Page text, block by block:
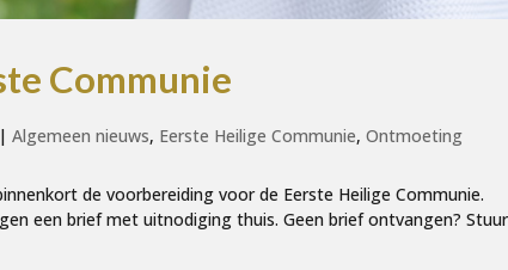
Communie
|Algemeen nieuws, Eerste Heilige Communie,Ontmoeting
de voorbereiding voor de Eerste Heilige Communie.
een brief met uitnodiging thuis. Geen brief ontvangen?